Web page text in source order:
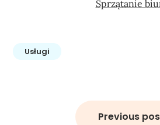
Sprzątanie
Usługi
Previous